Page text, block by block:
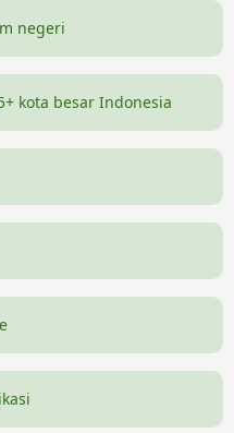
negeri
kota besar Indonesia